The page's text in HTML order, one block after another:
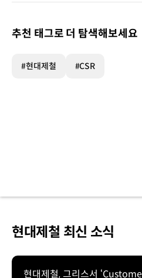
추천 태그로 더 탐색해보세요
#현대제철 #CSR
현대제철 최신 소식
현대제철, 그리스서